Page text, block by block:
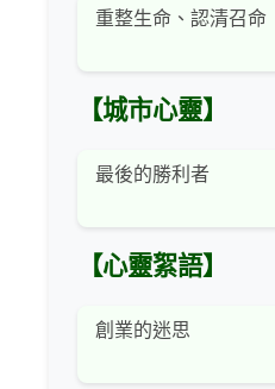
重整生命、認清召命
【城市心靈】
最後的勝利者
【心靈絮語】
創業的迷思